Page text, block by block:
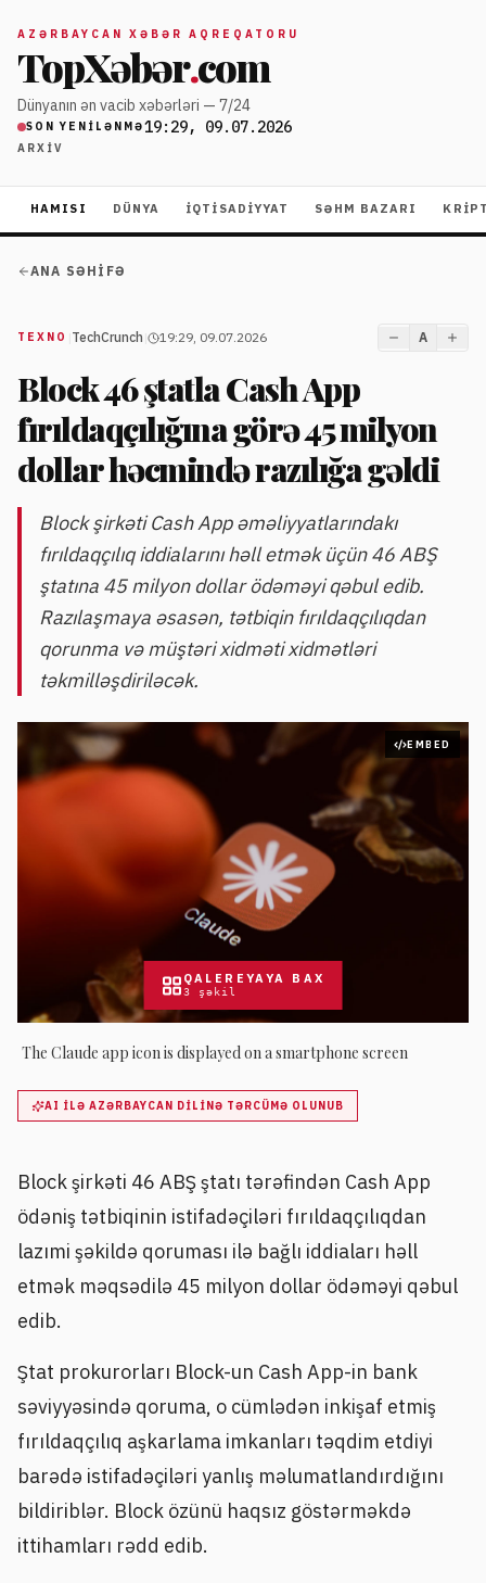
AZƏRBAYCAN XƏBƏR AQREQATORU
TopXəbər.com
Dünyanın ən vacib xəbərləri — 7/24
SON YENILƏNMƏ19:29, 09.07.2026
ARXIV
HAMISI DÜNYA İQTISADIYYAT SƏHM BAZARI
ANA SƏHIFƏ
TEXNO TechCrunch 19:29, 09.07.2026 A
Block 46 ştatla Cash App
fırıldaqçılığına görə 45 milyon
dollar həcmində razılığa gəldi
Block şirkəti Cash App əməliyyatlarındakı
fırıldaqçılıq iddialarını həll etmək üçün 46 ABŞ
ştatına 45 milyon dollar ödəməyi qəbul edib.
Razılaşmaya əsasən, tətbiqin fırıldaqçılıqdan
qorunma və müştəri xidməti xidmətləri
təkmilləşdiriləcək.
QALEREYAYA BAX
3 şəkil
EMBED
The Claude app icon is displayed on a smartphone screen
AI ILƏ AZƏRBAYCAN DILINƏ TƏRCÜMƏ OLUNUB
Block şirkəti 46 ABŞ ştatı tərəfindən Cash App
ödəniş tətbiqinin istifadəçiləri fırıldaqçılıqdan
lazımi şəkildə qoruması ilə bağlı iddiaları həll
etmək məqsədilə 45 milyon dollar ödəməyi qəbul
edib.
Ştat prokurorları Block-un Cash App-in bank
səviyyəsində qoruma, o cümlədən inkişaf etmiş
fırıldaqçılıq aşkarlama imkanları təqdim etdiyi
barədə istifadəçiləri yanlış məlumatlandırdığını
bildiriblər. Block özünü haqsız göstərməkdə
ittihamları rədd edib.